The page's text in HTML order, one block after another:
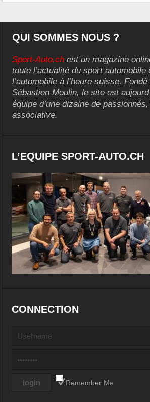
QUI SOMMES NOUS ?
Sport-Auto.ch est un magazine
toute l’actualité du sport automobile
l’automobile à l’heure suisse.
Sébastien Moulin, le site est
équipe d’une dizaine de
associative.
L’EQUIPE SPORT-AUTO.CH
CONNECTION
Remember Me